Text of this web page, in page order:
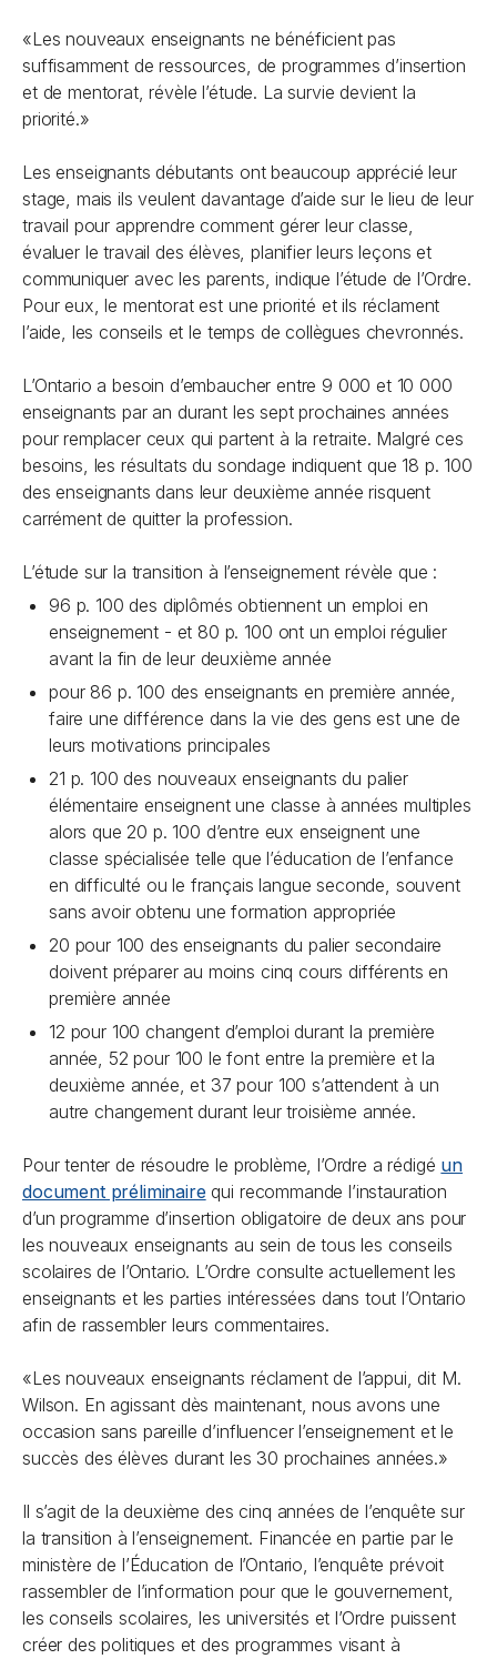
«Les nouveaux enseignants ne bénéficient pas
suffisamment de ressources, de programmes d’insertion
et de mentorat, révèle l’étude. La survie devient la
priorité.»
Les enseignants débutants ont beaucoup apprécié leur
stage, mais ils veulent davantage d’aide sur le lieu de leur
travail pour apprendre comment gérer leur classe,
évaluer le travail des élèves, planifier leurs leçons et
communiquer avec les parents, indique l’étude de l’Ordre.
Pour eux, le mentorat est une priorité et ils réclament
l’aide, les conseils et le temps de collègues chevronnés.
L’Ontario a besoin d’embaucher entre 9 000 et 10 000
enseignants par an durant les sept prochaines années
pour remplacer ceux qui partent à la retraite. Malgré ces
besoins, les résultats du sondage indiquent que 18 p. 100
des enseignants dans leur deuxième année risquent
carrément de quitter la profession.
L’étude sur la transition à l’enseignement révèle que :
96 p. 100 des diplômés obtiennent un emploi en
enseignement - et 80 p. 100 ont un emploi régulier
avant la fin de leur deuxième année
pour 86 p. 100 des enseignants en première année,
faire une différence dans la vie des gens est une de
leurs motivations principales
21 p. 100 des nouveaux enseignants du palier
élémentaire enseignent une classe à années multiples
alors que 20 p. 100 d’entre eux enseignent une
classe spécialisée telle que l’éducation de l’enfance
en difficulté ou le français langue seconde, souvent
sans avoir obtenu une formation appropriée
20 pour 100 des enseignants du palier secondaire
doivent préparer au moins cinq cours différents en
première année
12 pour 100 changent d’emploi durant la première
année, 52 pour 100 le font entre la première et la
deuxième année, et 37 pour 100 s’attendent à un
autre changement durant leur troisième année.
Pour tenter de résoudre le problème, l’Ordre a rédigé un
document préliminaire qui recommande l’instauration
d’un programme d’insertion obligatoire de deux ans pour
les nouveaux enseignants au sein de tous les conseils
scolaires de l’Ontario. L’Ordre consulte actuellement les
enseignants et les parties intéressées dans tout l’Ontario
afin de rassembler leurs commentaires.
«Les nouveaux enseignants réclament de l’appui, dit M.
Wilson. En agissant dès maintenant, nous avons une
occasion sans pareille d’influencer l’enseignement et le
succès des élèves durant les 30 prochaines années.»
Il s’agit de la deuxième des cinq années de l’enquête sur
la transition à l’enseignement. Financée en partie par le
ministère de l’Éducation de l’Ontario, l’enquête prévoit
rassembler de l’information pour que le gouvernement,
les conseils scolaires, les universités et l’Ordre puissent
créer des politiques et des programmes visant à